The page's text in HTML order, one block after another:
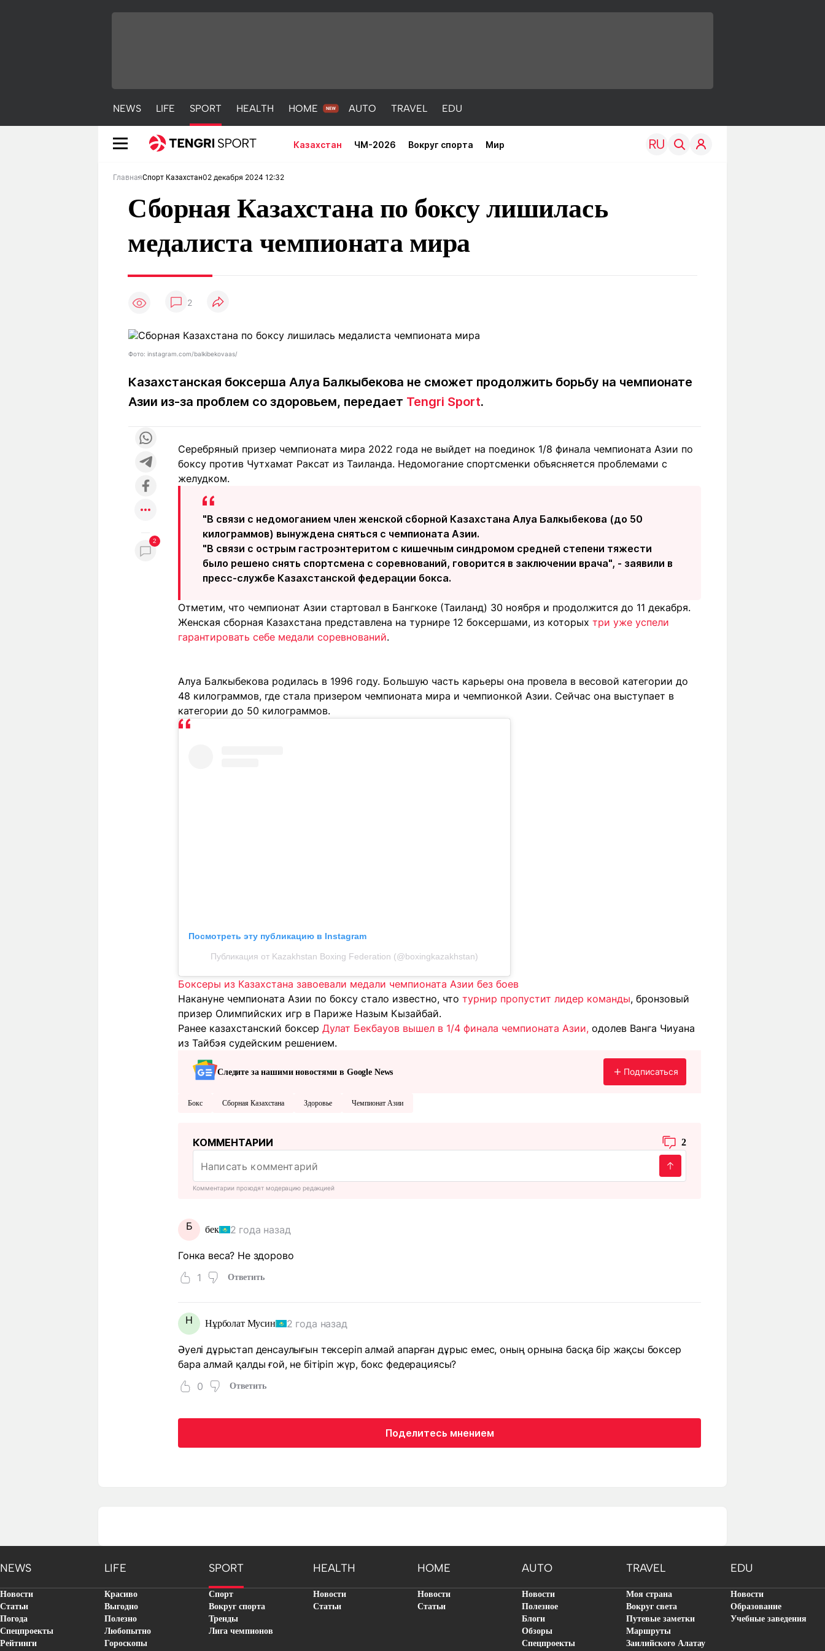
NEWS LIFE SPORT HEALTH HOME AUTO TRAVEL EDU
Казахстан ЧМ-2026 Вокруг спорта Мир
Погода
Рейтинги
Полезно
Гороскопы
Рецепты
чемпионов
+7 (777) 001 44 99
Реклама Мы в социальных сетях
ГлавнаяСпорт Казахстан02 декабря 2024 12:32
Сборная Казахстана по боксу лишилась
медалиста чемпионата мира
2
Фото: instagram.com/balkibekovaas/
Казахстанская боксерша Алуа Балкыбекова не сможет продолжить борьбу на чемпионате
Азии из-за проблем со здоровьем, передает Tengri Sport.
2
Серебряный призер чемпионата мира 2022 года не выйдет на поединок 1/8 финала чемпионата Азии по
боксу против Чутхамат Раксат из Таиланда. Недомогание спортсменки объясняется проблемами с
желудком.
"В связи с недомоганием член женской сборной Казахстана Алуа Балкыбекова (до 50
килограммов) вынуждена сняться с чемпионата Азии.
"В связи с острым гастроэнтеритом с кишечным синдромом средней степени тяжести
было решено снять спортсмена с соревнований, говорится в заключении врача", - заявили в
пресс-службе Казахстанской федерации бокса.
Отметим, что чемпионат Азии стартовал в Бангкоке (Таиланд) 30 ноября и продолжится до 11 декабря.
Женская сборная Казахстана представлена на турнире 12 боксершами, из которых три уже успели
гарантировать себе медали соревнований.
Алуа Балкыбекова родилась в 1996 году. Большую часть карьеры она провела в весовой категории до
48 килограммов, где стала призером чемпионата мира и чемпионкой Азии. Сейчас она выступает в
категории до 50 килограммов.
Посмотреть эту публикацию в Instagram
Публикация от Kazakhstan Boxing Federation (@boxingkazakhstan)
Боксеры из Казахстана завоевали медали чемпионата Азии без боев
Накануне чемпионата Азии по боксу стало известно, что турнир пропустит лидер команды, бронзовый
призер Олимпийских игр в Париже Назым Кызайбай.
Ранее казахстанский боксер Дулат Бекбауов вышел в 1/4 финала чемпионата Азии, одолев Ванга Чиуана
из Тайбэя судейским решением.
Следите за нашими новостями в Google News Подписаться
Бокс Сборная Казахстана Здоровье Чемпионат Азии
КОММЕНТАРИИ 2
Комментарии проходят модерацию редакцией
Б бек 2 года назад
Гонка веса? Не здорово
1
Ответить
Н Нұрболат Мусин 2 года назад
Әуелі дұрыстап денсаулығын тексеріп алмай апарған дұрыс емес, оның орнына басқа бір жақсы боксер
бара алмай қалды ғой, не бітіріп жүр, бокс федерациясы?
0
Ответить
Поделитесь мнением
NEWS LIFE SPORT HEALTH HOME AUTO TRAVEL EDU
Новости
Статьи
Погода
Спецпроекты
Рейтинги
Красиво
Выгодно
Полезно
Любопытно
Гороскопы
Спорт
Вокруг спорта
Тренды
Лига чемпионов
Новости
Статьи
Новости
Статьи
Новости
Полезное
Блоги
Обзоры
Спецпроекты
Моя страна
Вокруг света
Путевые заметки
Маршруты
Заилийского Алатау
Новости
Образование
Учебные заведения